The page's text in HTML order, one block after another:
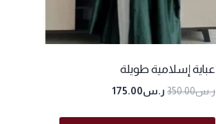
عباية إسلامية طويلة
ر.س350.00 ر.س175.00